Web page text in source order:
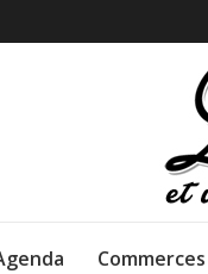
Commerces